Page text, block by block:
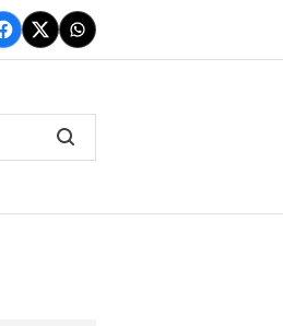
Facebook
TwitterWhatsApp